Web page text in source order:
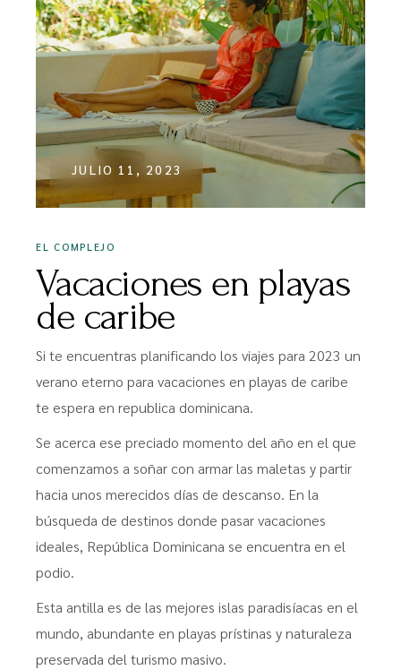
JULIO 11, 2023
EL COMPLEJO
Vacaciones en playas
de caribe
Si te encuentras planificando los viajes para 2023 un
verano eterno para vacaciones en playas de caribe
te espera en republica dominicana.
Se acerca ese preciado momento del año en el que
comenzamos a soñar con armar las maletas y partir
hacia unos merecidos días de descanso. En la
búsqueda de destinos donde pasar vacaciones
ideales, República Dominicana se encuentra en el
podio.
Esta antilla es de las mejores islas paradisíacas en el
mundo, abundante en playas prístinas y naturaleza
preservada del turismo masivo.